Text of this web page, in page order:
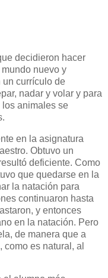
decidieron hacer
nuevo y
un currículo de
nadar y volar y para
los animales se
en la asignatura
Obtuvo un
deficiente. Como
que quedarse en la
la natación para
continuaron hasta
y entonces
en la natación. Pero
de manera que a
es natural, al